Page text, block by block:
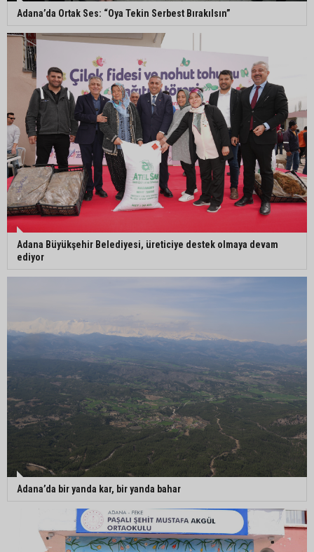
Yumurtalık’ta ulaşım çalışmaları hızlandı: Yol ve
kaldırımlar yenileniyor
Otoyolda akılalmaz olay: Önce çaldılar, sonra
“Hırsız çok” diye uyardılar
Adana’da Ortak Ses: “Oya Tekin Serbest Bırakılsın”
Adana Büyükşehir Belediyesi, üreticiye destek olmaya devam
ediyor
Adana’da bir yanda kar, bir yanda bahar